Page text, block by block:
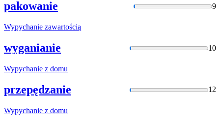
pakowanie 9
Wypychanie zawartością
wyganianie 10
Wypychanie z domu
przepędzanie 12
Wypychanie z domu